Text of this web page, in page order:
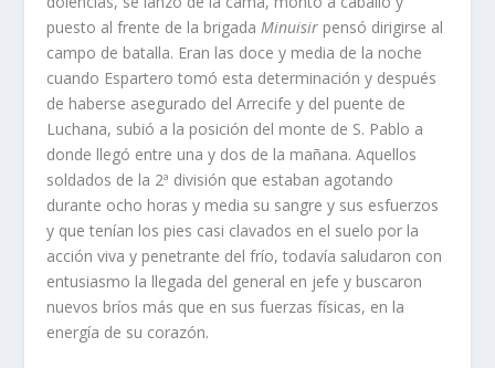
puesto al frente de la brigadaMinuisir pensó dirigirse al
campo de batalla. Eran las doce y media de la noche
cuando Espartero tomó esta determina­ción y después
de haberse asegurado del Arrecife y del puente de
Luchana, subió a la posición del monte de S. Pablo a
donde llegó entre una y dos de la mañana. Aquellos
soldados de la 2ª división que estaban agotando
durante ocho horas y media su sangre y sus esfuerzos
y que tení­an los pies casi clavados en el suelo por la
acción viva y penetrante del frí­o, todaví­a saludaron con
entusiasmo la llegada del general en jefe y buscaron
nuevos brí­os más que en sus fuerzas fí­sicas, en la
energí­a de su corazón.